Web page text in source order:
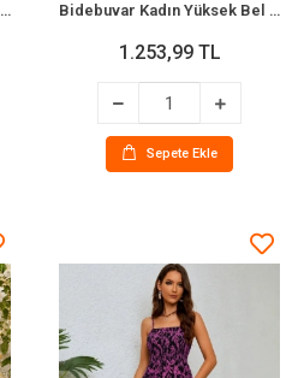
Bidebuvar Kadın Yüksek Bel Lastikli Bağcıklı Uzun Geniş Kesim Detaylı Krinkıl Pantolon Bidebuvar Kadın Yüksek Bel Lastikli Bağcıklı Uzun Geniş Kesim Detaylı Krinkıl Pantolon
1.253,99 TL
Sepete Ekle